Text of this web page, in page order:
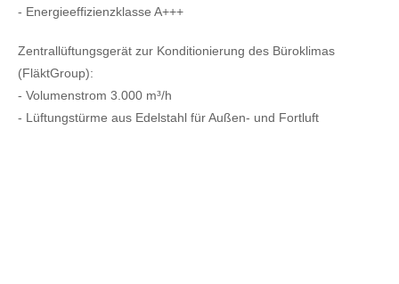
- Energieeffizienzklasse A+++
Zentrallüftungsgerät zur Konditionierung des Büroklimas
(FläktGroup):
- Volumenstrom 3.000 m³/h
- Lüftungstürme aus Edelstahl für Außen- und Fortluft